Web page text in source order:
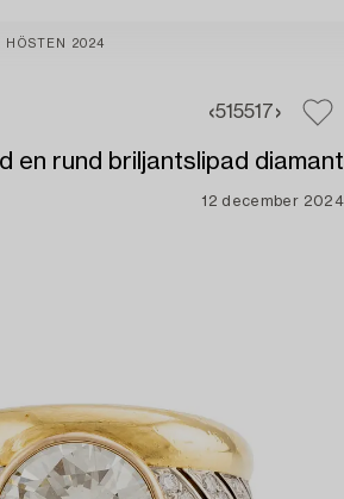
HÖSTEN 2024
515517
en rund briljantslipad diamant
12 december 2024